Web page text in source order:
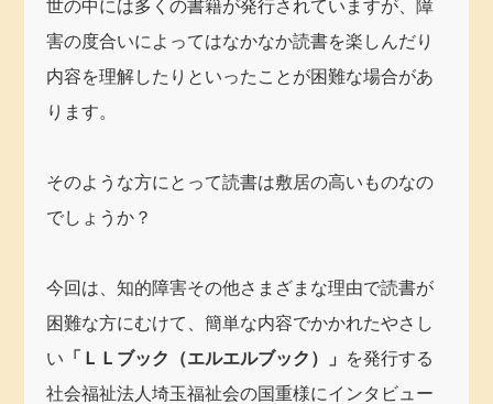
世の中には多くの書籍が発行されていますが、障
害の度合いによってはなかなか読書を楽しんだり
内容を理解したりといったことが困難な場合があ
ります。
そのような方にとって読書は敷居の高いものなの
でしょうか？
今回は、知的障害その他さまざまな理由で読書が
困難な方にむけて、簡単な内容でかかれたやさし
い 「ＬＬブック（エルエルブック）」 を発行する
社会福祉法人埼玉福祉会の国重様にインタビュー